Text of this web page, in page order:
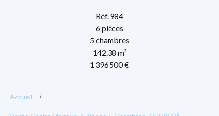
Réf. 984
6 pièces
5 chambres
142.38 m²
1 396 500 €
Accueil